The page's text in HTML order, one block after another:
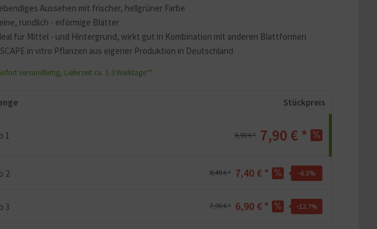
Aussehen mit frischer, hellgrüner Farbe
rundlich - eiförmige Blätter
für Mittel - und Hintergrund, wirkt gut in Kombination mit anderen Blattformen
in vitro Pflanzen aus eigener Produktion in Deutschland
versandfertig, Lieferzeit ca. 1-3 Werktage**
Stückpreis
1 8,90 € * 7,90 € *
2 8,40 € * 7,40 € * -6.3%
3 7,90 € * 6,90 € * -12.7%